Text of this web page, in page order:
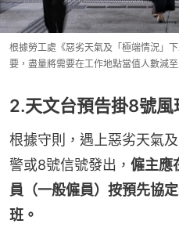
根據勞工處《惡劣天氣及「極端情況」
要，盡量將需要在工作地點當值人數減至
2.天文台預告掛8號風
根據守則，遇上惡劣天氣
警或8號信號發出， 僱主應
員（一般僱員）按預先協
班。